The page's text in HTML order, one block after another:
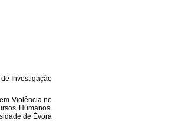
Investigação
Violência no
Humanos.
de Évora